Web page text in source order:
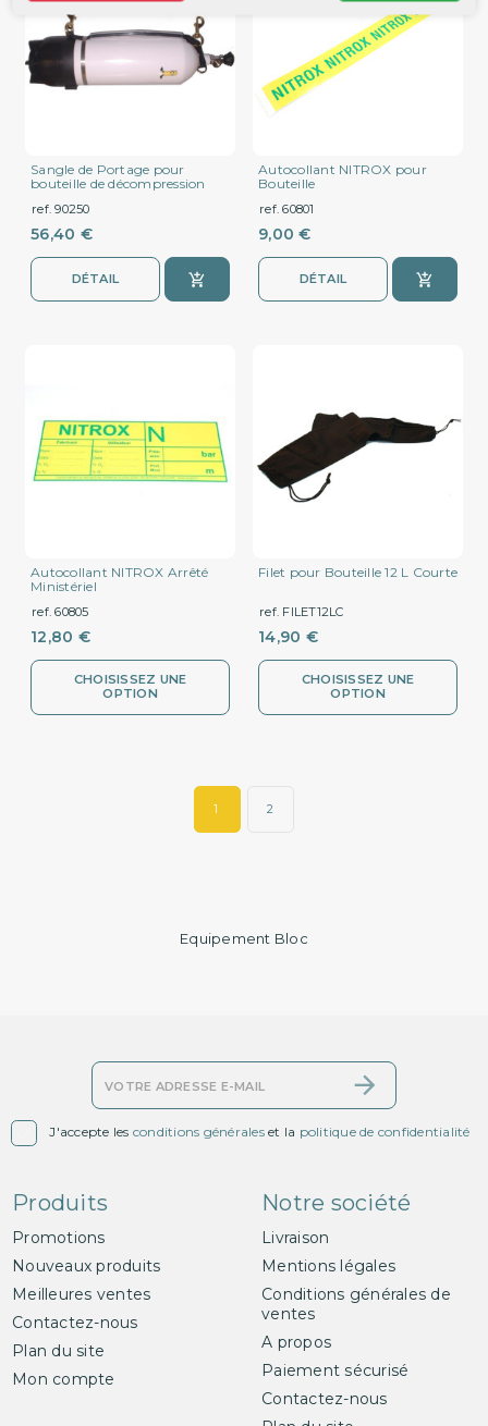
Sangle de Portage pour
bouteille de décompression
ref. 90250
56,40 €
DÉTAIL
Autocollant NITROX pour
Bouteille
ref. 60801
9,00 €
DÉTAIL
Autocollant NITROX Arrêté
Ministériel
ref. 60805
12,80 €
CHOISISSEZ UNE
OPTION
Filet pour Bouteille 12 L Courte
ref. FILET12LC
14,90 €
CHOISISSEZ UNE
OPTION
1 2
Equipement Bloc
J'accepte les conditions généraleset la politique de confidentialité
Produits
Promotions
Nouveaux produits
Meilleures ventes
Contactez-nous
Plan du site
Mon compte
Notre société
Livraison
Mentions légales
Conditions générales de
ventes
A propos
Paiement sécurisé
Contactez-nous